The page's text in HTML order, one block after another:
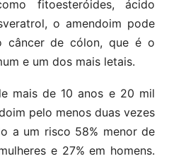
fitoesteróides, ácido
o amendoim pode
câncer de cólon, que é o
e um dos mais letais.
mais de 10 anos e 20 mil
pelo menos duas vezes
a um risco 58% menor de
e 27% em homens.